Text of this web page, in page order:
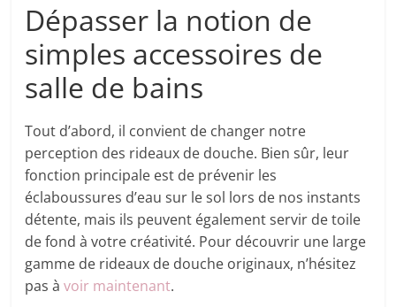
Dépasser la notion de
simples accessoires de
salle de bains
Tout d’abord, il convient de changer notre
perception des rideaux de douche. Bien sûr, leur
fonction principale est de prévenir les
éclaboussures d’eau sur le sol lors de nos instants
détente, mais ils peuvent également servir de toile
de fond à votre créativité. Pour découvrir une large
gamme de rideaux de douche originaux, n’hésitez
pas àvoir maintenant.